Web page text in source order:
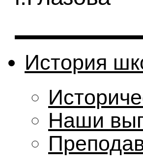
История
Наши